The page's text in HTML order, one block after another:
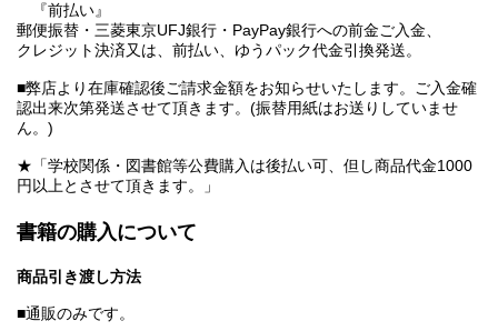
『前払い』
郵便振替・三菱東京UFJ銀行・PayPay銀行への前金ご入金、
クレジット決済又は、前払い、ゆうパック代金引換発送。
■弊店より在庫確認後ご請求金額をお知らせいたします。ご入金確
認出来次第発送させて頂きます。(振替用紙はお送りしていませ
ん。)
★「学校関係・図書館等公費購入は後払い可、但し商品代金1000
円以上とさせて頂きます。」
書籍の購入について
商品引き渡し方法
■通販のみです。